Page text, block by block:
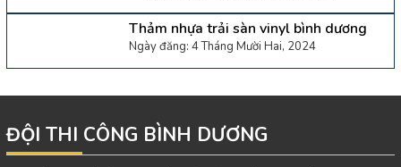
Thảm nhựa trải sàn vinyl bình dương
Ngày đăng: 4 Tháng Mười Hai, 2024
ĐỘI THI CÔNG BÌNH DƯƠNG